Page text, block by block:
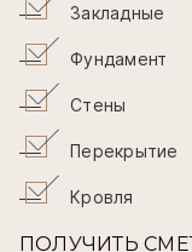
Закладные
Фундамент
Стены
Перекрытие
Кровля
ПОЛУЧИТЬ